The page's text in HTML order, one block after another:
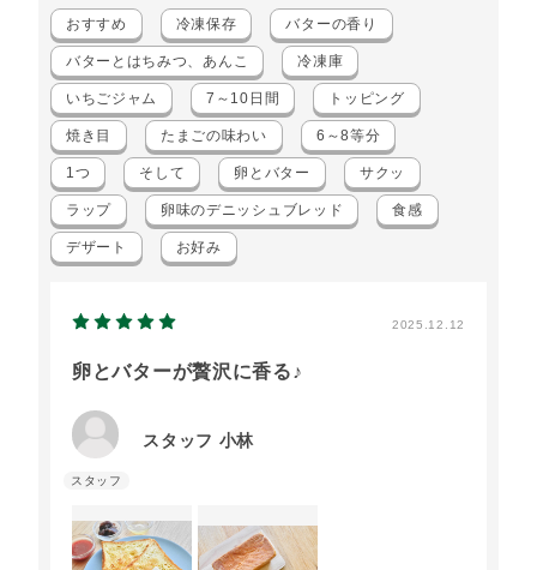
おすすめ 冷凍保存 バターの香り
バターとはちみつ、あんこ 冷凍庫
いちごジャム 7～10日間 トッピング
焼き目 たまごの味わい 6～8等分
1つ そして 卵とバター サクッ
ラップ 卵味のデニッシュブレッド 食感
デザート お好み
2025.12.12
卵とバターが贅沢に香る♪
スタッフ 小林